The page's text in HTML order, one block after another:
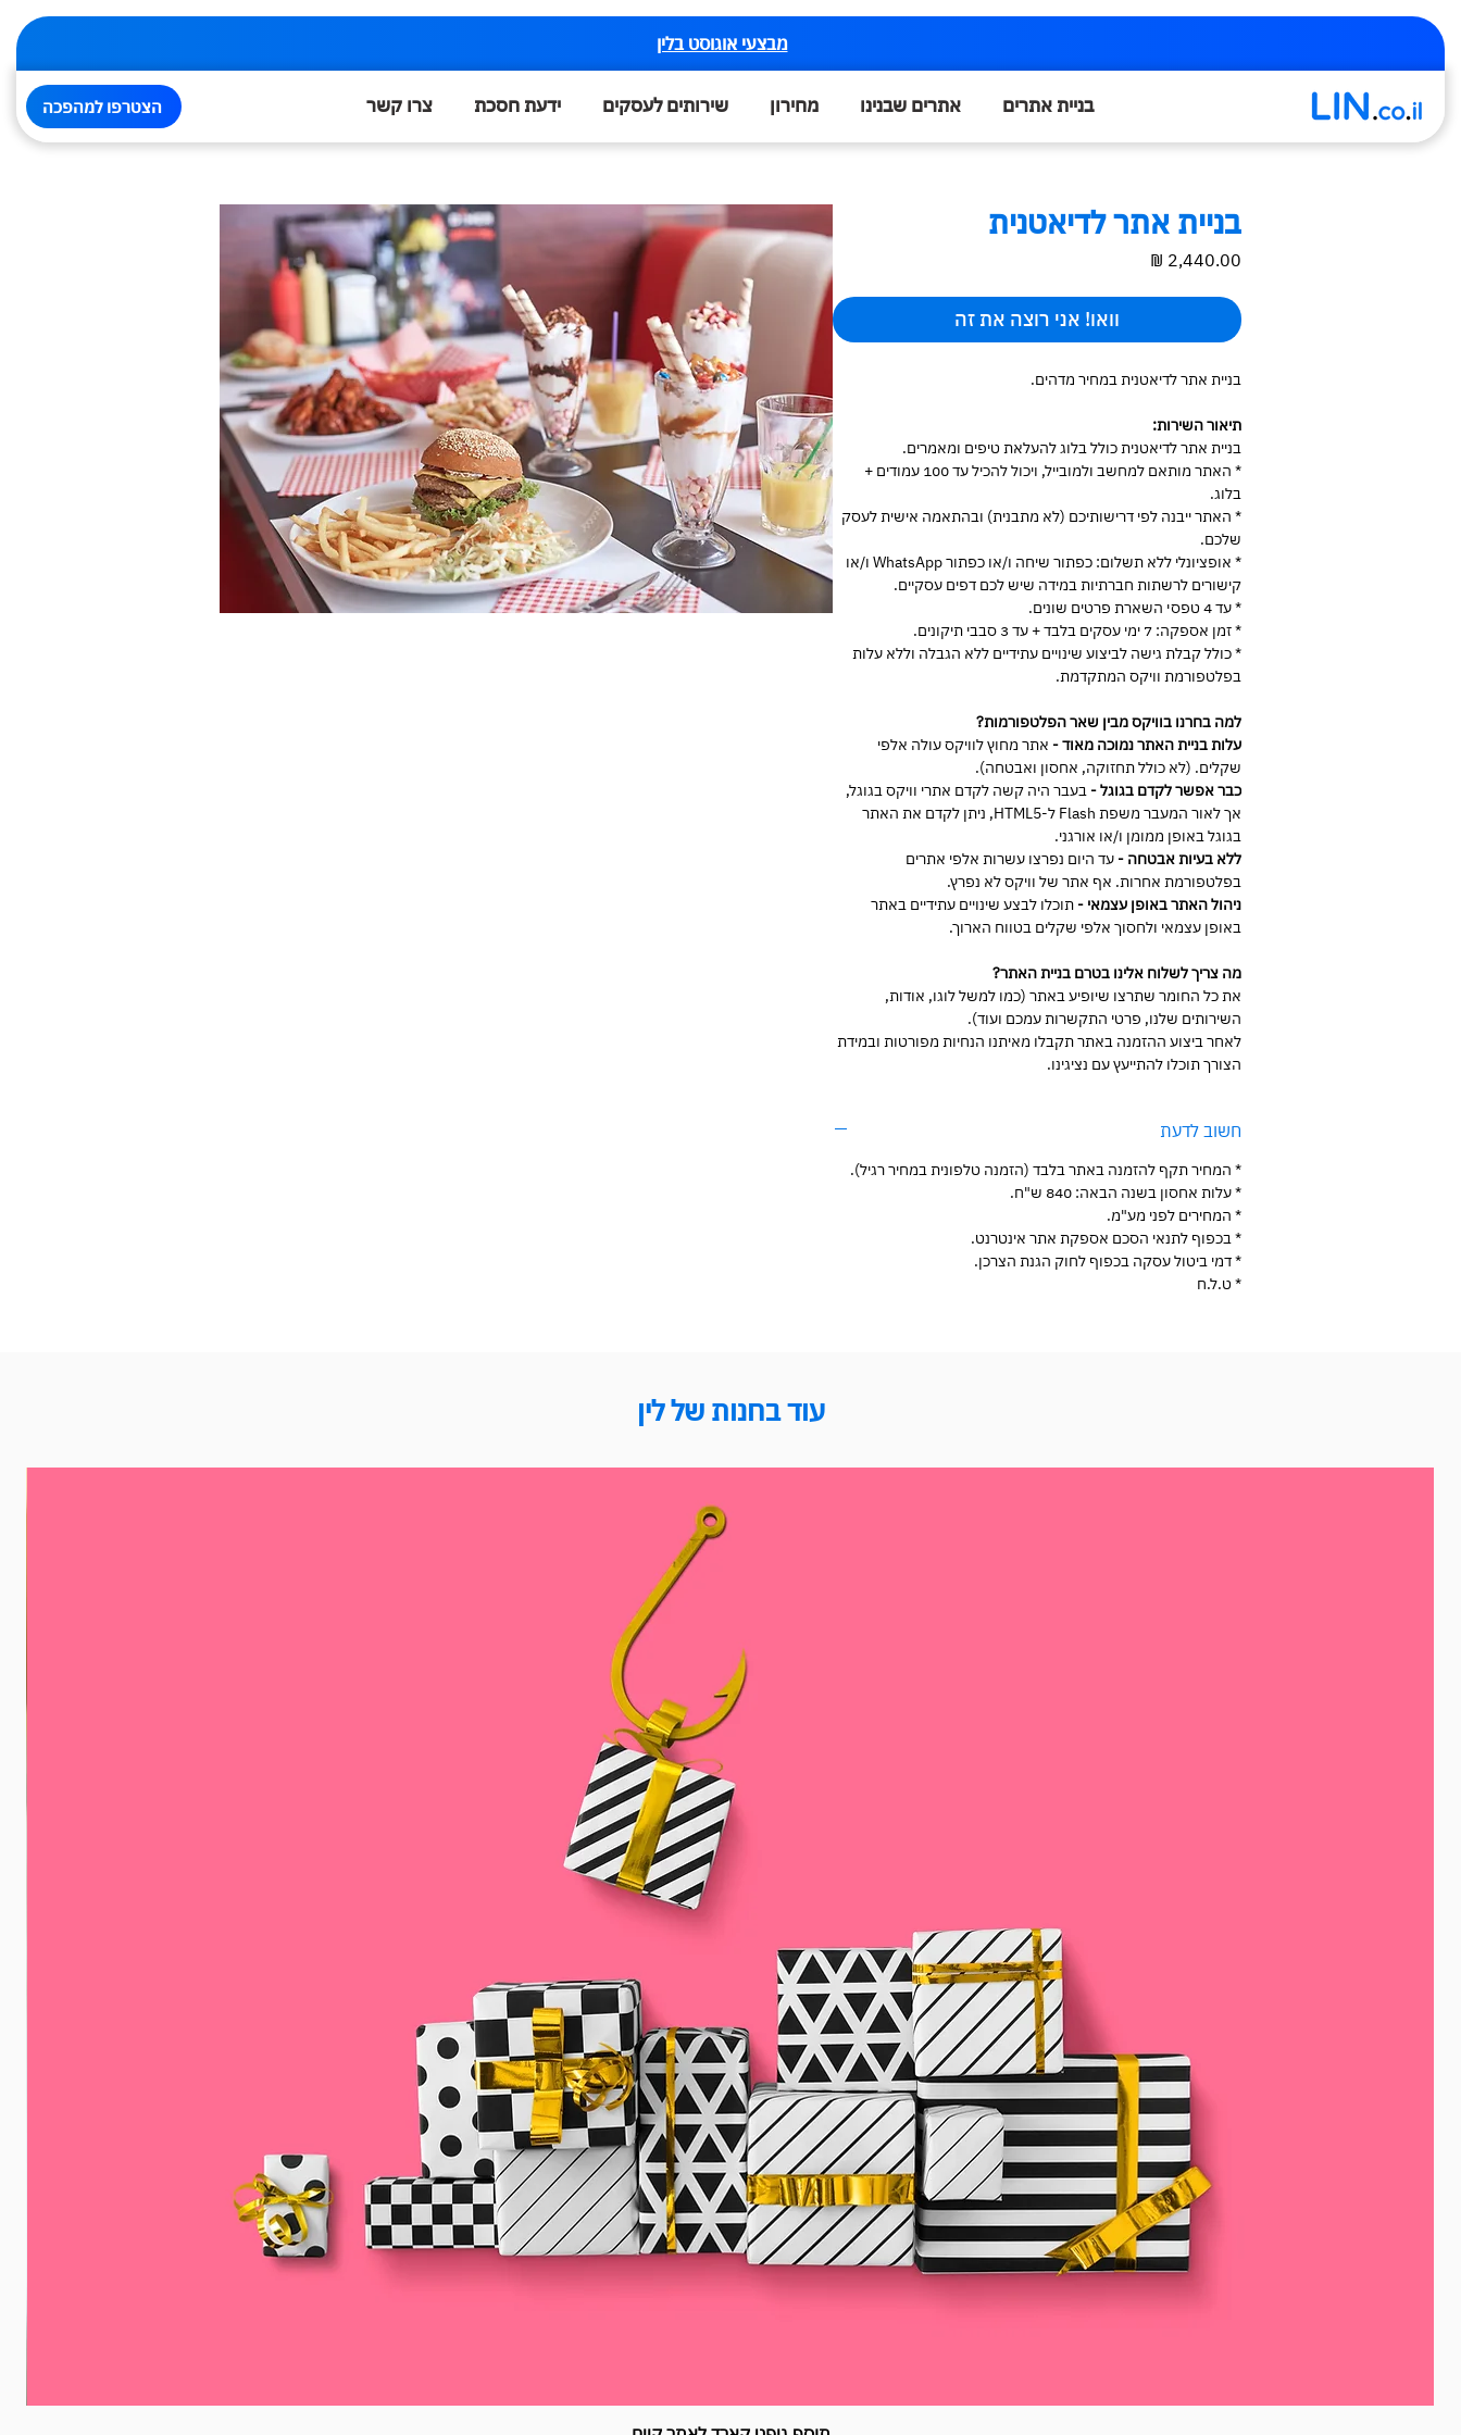
מבצעי אוגוסט בלין
הצטרפו למהפכה בניית אתרים אתרים שבנינו מחירון שירותים לעסקים ידעת חסכת צרו קשר
בניית אתר לדיאטנית
וואו! אני רוצה את זה
בניית אתר לדיאטנית במחיר מדהים.
תיאור השירות:
בניית אתר לדיאטנית כולל בלוג להעלאת טיפים ומאמרים.
* האתר מותאם למחשב ולמובייל, ויכול להכיל עד 100 עמודים +
בלוג.
* האתר ייבנה לפי דרישותיכם (לא מתבנית) ובהתאמה אישית לעסק
שלכם.
* אופציונלי ללא תשלום: כפתור שיחה ו/או כפתור WhatsApp ו/או
קישורים לרשתות חברתיות במידה שיש לכם דפים עסקיים.
* עד 4 טפסי השארת פרטים שונים.
* זמן אספקה: 7 ימי עסקים בלבד + עד 3 סבבי תיקונים.
* כולל קבלת גישה לביצוע שינויים עתידיים ללא הגבלה וללא עלות
בפלטפורמת וויקס המתקדמת.
למה בחרנו בוויקס מבין שאר הפלטפורמות?
עלות בניית האתר נמוכה מאוד - אתר מחוץ לוויקס עולה אלפי
שקלים. (לא כולל תחזוקה, אחסון ואבטחה).
כבר אפשר לקדם בגוגל - בעבר היה קשה לקדם אתרי וויקס בגוגל,
אך לאור המעבר משפת Flash ל-HTML5, ניתן לקדם את האתר
בגוגל באופן ממומן ו/או אורגני.
ללא בעיות אבטחה - עד היום נפרצו עשרות אלפי אתרים
בפלטפורמת אחרות. אף אתר של וויקס לא נפרץ.
ניהול האתר באופן עצמאי - תוכלו לבצע שינויים עתידיים באתר
באופן עצמאי ולחסוך אלפי שקלים בטווח הארוך.
מה צריך לשלוח אלינו בטרם בניית האתר?
את כל החומר שתרצו שיופיע באתר (כמו למשל לוגו, אודות,
השירותים שלנו, פרטי התקשרות עמכם ועוד).
לאחר ביצוע ההזמנה באתר תקבלו מאיתנו הנחיות מפורטות ובמידת
הצורך תוכלו להתייעץ עם נציגינו.
חשוב לדעת
* המחיר תקף להזמנה באתר בלבד (הזמנה טלפונית במחיר רגיל).
* עלות אחסון בשנה הבאה: 840 ש"ח.
* המחירים לפני מע"מ.
* בכפוף לתנאי הסכם אספקת אתר אינטרנט.
* דמי ביטול עסקה בכפוף לחוק הגנת הצרכן.
* ט.ל.ח
עוד בחנות של לין